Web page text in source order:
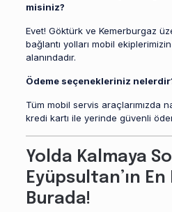
misiniz?
Evet! Göktürk ve Kemerburgaz
bağlantı yolları mobil ekiplerimizin
alanındadır.
Ödeme seçenekleriniz
Tüm mobil servis araçlarımızda
kredi kartı ile yerinde güvenli
Yolda Kalmaya
Eyüpsultan’ın En
Burada!